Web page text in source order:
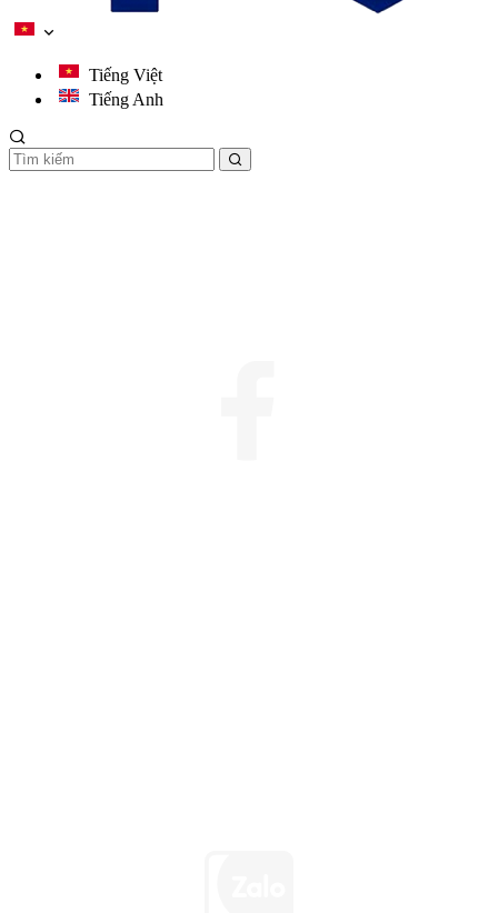
Tiếng Việt
Tiếng Anh